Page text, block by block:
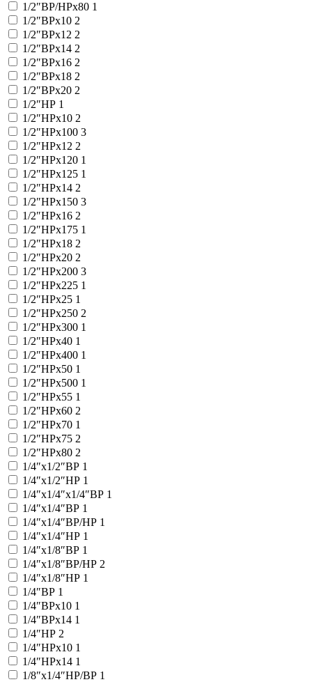
1/2″ВР/НРx80 1
1/2″ВРx10 2
1/2″ВРx12 2
1/2″ВРx14 2
1/2″ВРx16 2
1/2″ВРx18 2
1/2″ВРx20 2
1/2″НР 1
1/2″НРx10 2
1/2″НРx100 3
1/2″НРx12 2
1/2″НРx120 1
1/2″НРx125 1
1/2″НРx14 2
1/2″НРx150 3
1/2″НРx16 2
1/2″НРx175 1
1/2″НРx18 2
1/2″НРx20 2
1/2″НРx200 3
1/2″НРx225 1
1/2″НРx25 1
1/2″НРx250 2
1/2″НРx300 1
1/2″НРx40 1
1/2″НРx400 1
1/2″НРx50 1
1/2″НРx500 1
1/2″НРx55 1
1/2″НРx60 2
1/2″НРx70 1
1/2″НРx75 2
1/2″НРx80 2
1/4″x1/2″ВР 1
1/4″x1/2″НР 1
1/4″x1/4″x1/4″ВР 1
1/4″x1/4″ВР 1
1/4″x1/4″ВР/НР 1
1/4″x1/4″НР 1
1/4″x1/8″ВР 1
1/4″x1/8″ВР/НР 2
1/4″x1/8″НР 1
1/4″ВР 1
1/4″ВРx10 1
1/4″ВРx14 1
1/4″НР 2
1/4″НРx10 1
1/4″НРx14 1
1/8″x1/4″НР/ВР 1